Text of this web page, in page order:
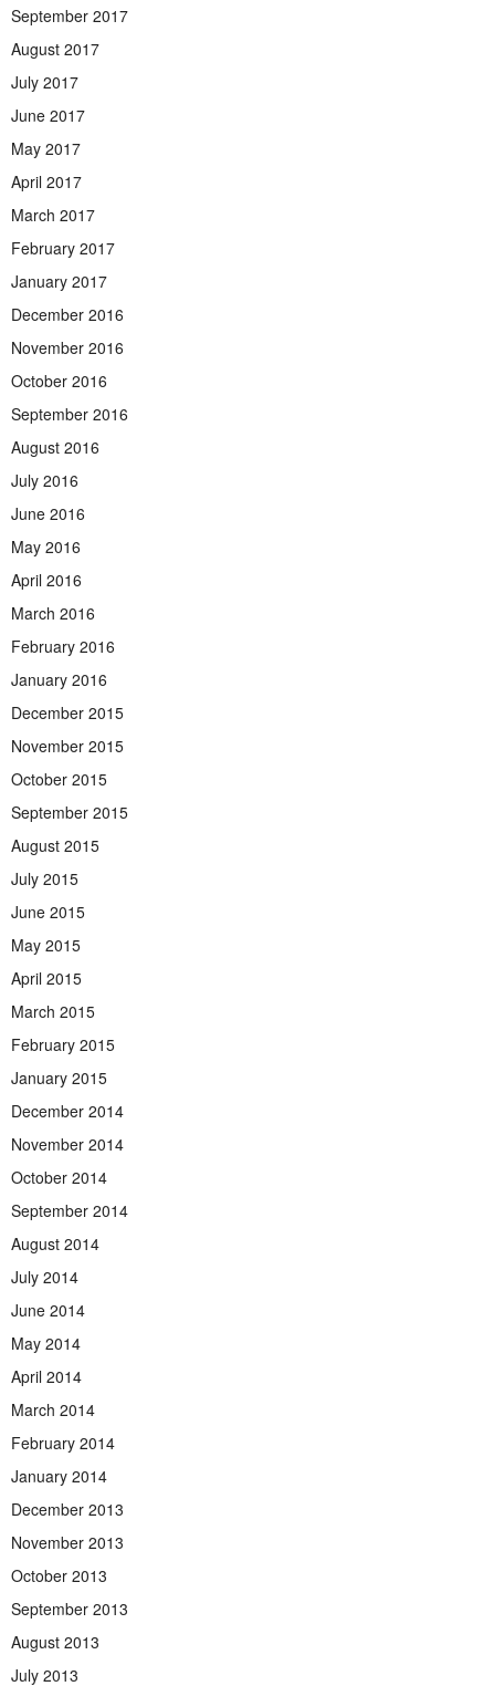
September 2017
August 2017
July 2017
June 2017
May 2017
April 2017
March 2017
February 2017
January 2017
December 2016
November 2016
October 2016
September 2016
August 2016
July 2016
June 2016
May 2016
April 2016
March 2016
February 2016
January 2016
December 2015
November 2015
October 2015
September 2015
August 2015
July 2015
June 2015
May 2015
April 2015
March 2015
February 2015
January 2015
December 2014
November 2014
October 2014
September 2014
August 2014
July 2014
June 2014
May 2014
April 2014
March 2014
February 2014
January 2014
December 2013
November 2013
October 2013
September 2013
August 2013
July 2013